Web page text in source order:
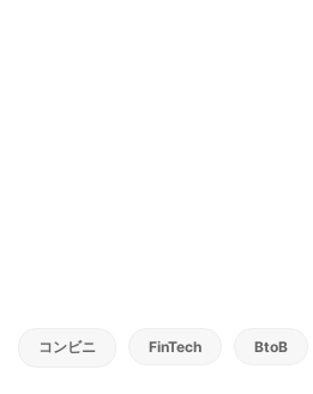
コンビニ FinTech BtoB